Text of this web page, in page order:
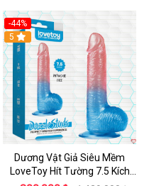
-44%
Hot
5
Dương Vật Giả Siêu Mềm
LoveToy Hít Tường 7.5 Kích